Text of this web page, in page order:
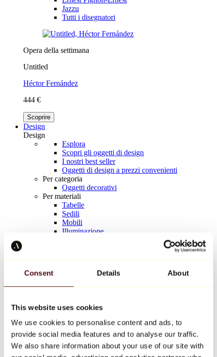
Consent Details About
This website uses cookies
We use cookies to personalise content and ads, to
provide social media features and to analyse our traffic.
We also share information about your use of our site with
Jazzu
Tutti i disegnatori
Opera della settimana
Untitled
Héctor Fernández
444 €
Scoprire
Design
Design
Esplora
Scopri gli oggetti di design
I nostri best seller
Oggetti di design a prezzi convenienti
Per categoria
Oggetti decorativi
Per materiali
Tabelle
Sedili
Mobili
Illuminazione
Keith Haring
Tutti i designer
Opera della settimana